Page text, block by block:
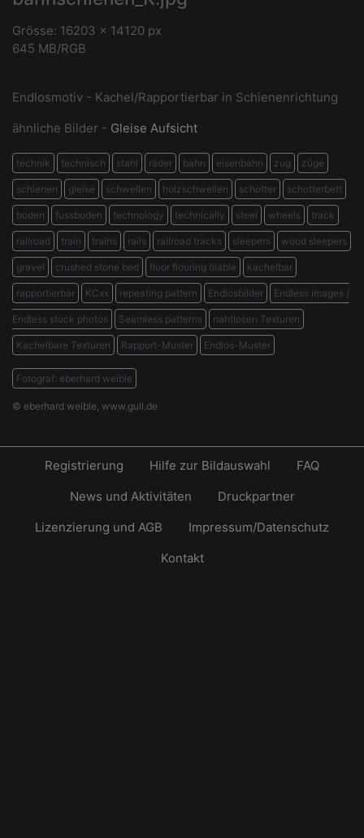
Grösse: 16203 x 14120 px
645 MB/RGB
Endlosmotiv - Kachel/Rapportierbar in Schienenrichtung
ähnliche Bilder - Gleise Aufsicht
technik technisch stahl räder bahn eisenbahn zug züge
schienen gleise schwellen holzschwellen schotter schotterbett
boden fussboden technology technically steel wheels track
railroad train trains rails railroad tracks sleepers wood sleepers
gravel crushed stone bed floor flooring tilable kachelbar
rapportierbar KCxx repeating pattern Endlosbilder Endless images /
Endless stock photos Seamless patterns nahtlosen Texturen
Kachelbare Texturen Rapport-Muster Endlos-Muster
Fotograf: eberhard weible
© eberhard weible, www.gull.de
Registrierung Hilfe zur Bildauswahl
FAQ
News und Aktivitäten
Druckpartner
Lizenzierung und AGB
Impressum/Datenschutz
Kontakt